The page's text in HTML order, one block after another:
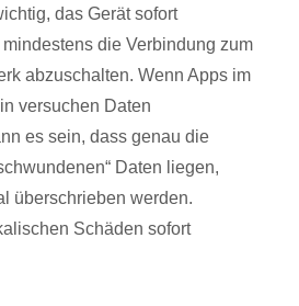
das Gerät sofort
die Verbindung zum
abzuschalten. Wenn Apps im
versuchen Daten
es sein, dass genau die
Daten liegen,
überschrieben werden.
Schäden sofort